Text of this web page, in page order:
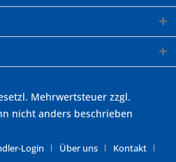
Mehrwertsteuer zzgl.
nicht anders beschrieben
Login Über uns Kontakt